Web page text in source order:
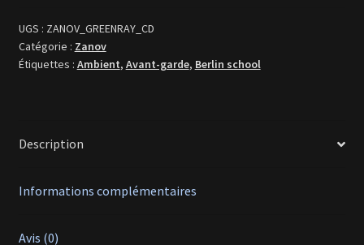
UGS : ZANOV_GREENRAY_CD
Catégorie : Zanov
Étiquettes : Ambient, Avant-garde, Berlin school
Description
Informations complémentaires
Avis (0)